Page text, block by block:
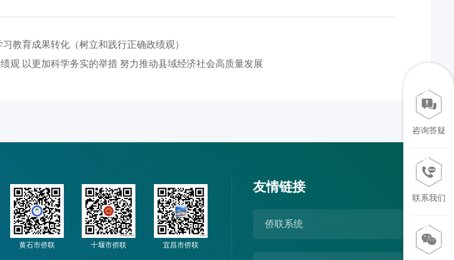
教育成果转化（树立和践行正确政绩观）
观 以更加科学务实的举措 努力推动县域经济社会高质量发展
黄石市侨联 十堰市侨联 宜昌市侨联
友情链接
侨联系统
咨询答疑
联系我们